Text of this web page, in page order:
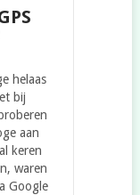
helaas
bij
aan
keren
waren
Google